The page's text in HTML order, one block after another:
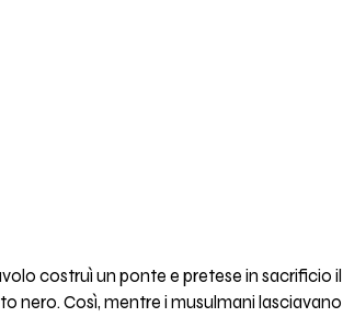
costruì un ponte e pretese in
nero. Così, mentre i musulmani